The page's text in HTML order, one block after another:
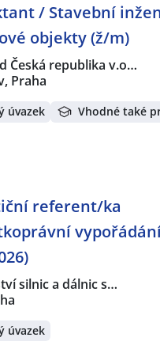
/ Stavební
objekty (ž/m)
Česká republika v.o…
Praha
úvazek Vhodné také
referent/ka
silnic a dálnic s…
úvazek